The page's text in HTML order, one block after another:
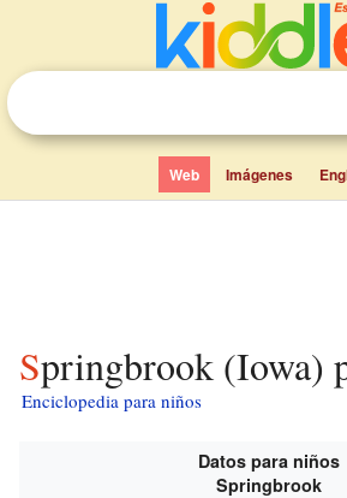
Web Imágenes
Springbrook (Iowa)
Enciclopedia para niños
Datos para niños
Springbrook